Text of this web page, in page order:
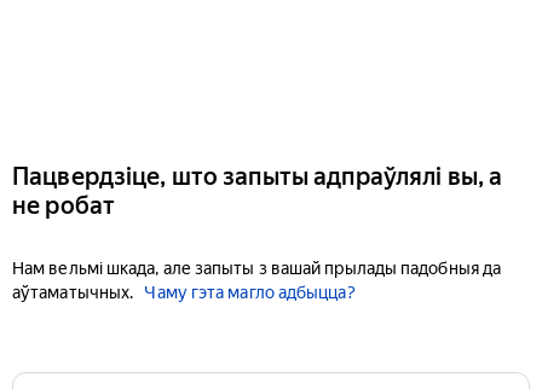
Пацвердзіце, што запыты адпраўлялі вы, а
не робат
Нам вельмі шкада, але запыты з вашай прылады падобныя да
аўтаматычных.
Чаму гэта магло адбыцца?